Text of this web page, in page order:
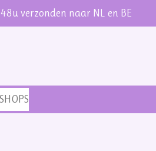
verzonden naar NL en BE